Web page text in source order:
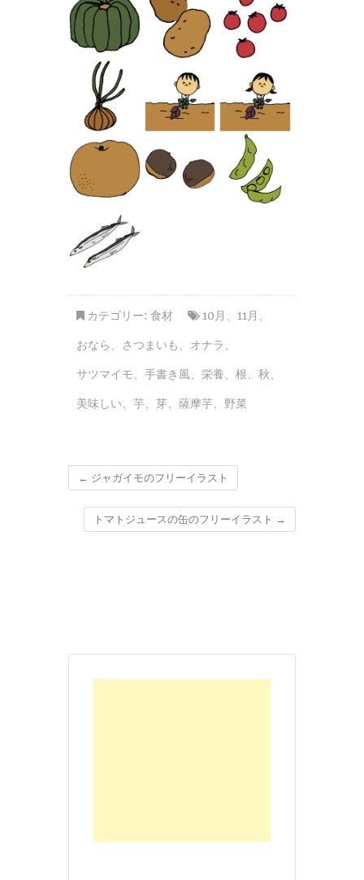
カテゴリー: 食材 10月 、 11月 、
おなら 、 さつまいも 、 オナラ 、
サツマイモ、 手書き風、 栄養、 根、 秋、
美味しい、 芋、 芽、 薩摩芋、 野菜
← ジャガイモのフリーイラスト
トマトジュースの缶のフリーイラスト →